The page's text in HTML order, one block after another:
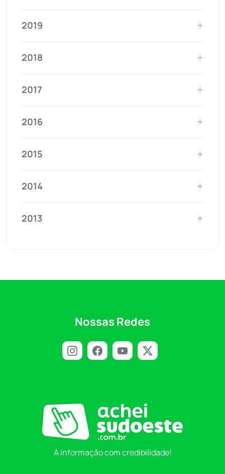
2019
2018
2017
2016
2015
2014
2013
Nossas Redes
A informação com credibilidade!